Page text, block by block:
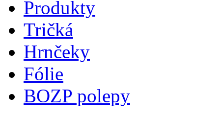
Produkty
Tričká
Hrnčeky
Fólie
BOZP polepy